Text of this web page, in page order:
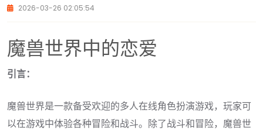
2026-03-26 02:05:54
魔兽世界中的恋爱
引言：
魔兽世界是一款备受欢迎的多人在线角色扮演游戏，玩家可
以在游戏中体验各种冒险和战斗。除了战斗和冒险，魔兽世